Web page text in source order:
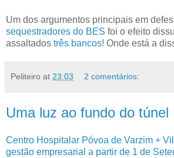
Um dos argumentos principais em
sequestradores do BES foi o efeito
assaltados três bancos! Onde está a
Peliteiro at 23:03 2 comentários:
Uma luz ao fundo do túnel
Centro Hospitalar Póvoa de Varzim +
gestão empresarial a partir de 1 de